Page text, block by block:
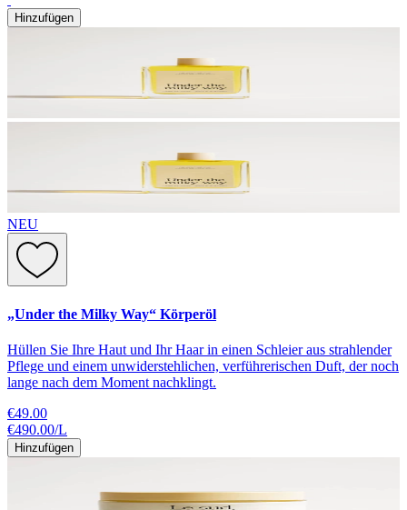
Hinzufügen
NEU
„Under the Milky Way“ Körperöl
Hüllen Sie Ihre Haut und Ihr Haar in einen Schleier aus strahlender
Pflege und einem unwiderstehlichen, verführerischen Duft, der noch
lange nach dem Moment nachklingt.
€49.00
€490.00/L
Hinzufügen